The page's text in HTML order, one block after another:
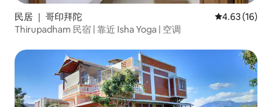
民居 ｜ 哥印拜陀 平均评分
4.63 (16)
Thirupadham 民宿 | 靠近 Isha Yoga | 空调